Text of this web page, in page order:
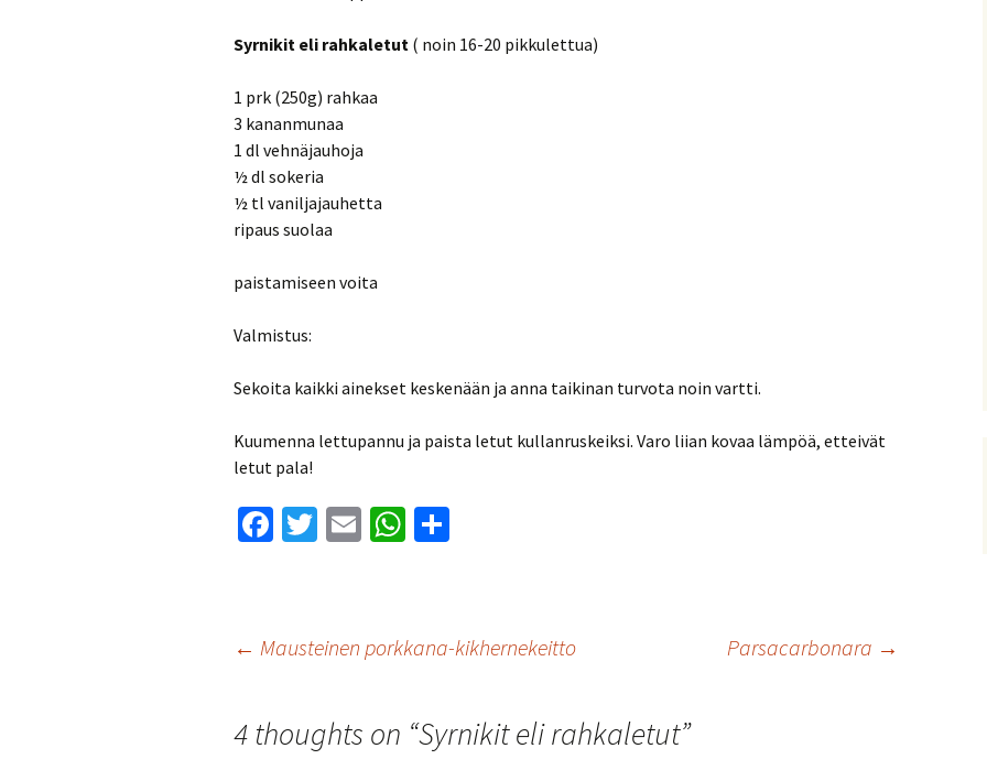
Syrnikit eli rahkaletut ( noin 16-20 pikkulettua)
1 prk (250g) rahkaa
3 kananmunaa
1 dl vehnäjauhoja
½ dl sokeria
½ tl vaniljajauhetta
ripaus suolaa
paistamiseen voita
Valmistus:
Sekoita kaikki ainekset keskenään ja anna taikinan turvota noin vartti.
Kuumenna lettupannu ja paista letut kullanruskeiksi. Varo liian kovaa lämpöä, etteivät
letut pala!
Fa
o
o
T
er
E
W
sA
p
e
Artikkelien
← Mausteinen porkkana-kikhernekeitto Parsacarbonara →
4 thoughts on “Syrnikit eli rahkaletut”